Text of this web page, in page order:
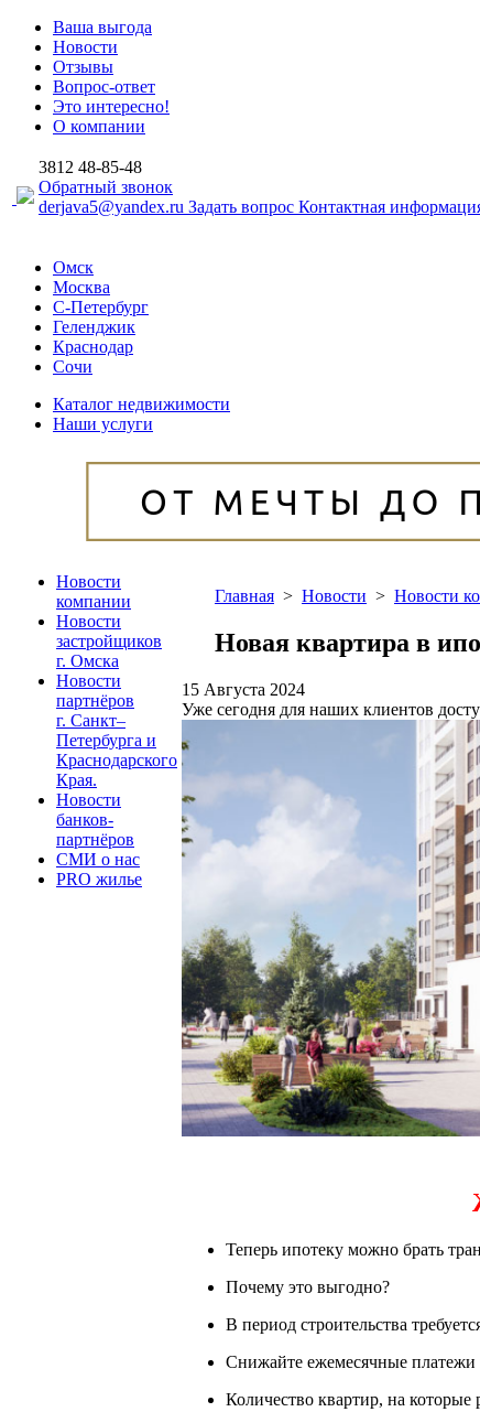
Ваша выгода
Новости
Отзывы
Вопрос-ответ
Это интересно!
О компании
3812 48-85-48
Обратный звонок
derjava5@yandex.ru Задать вопрос Контактная
Омск
Москва
С-Петербург
Геленджик
Краснодар
Сочи
Каталог недвижимости
Наши услуги
Новости
компании
Новости
застройщиков
г. Омска
Новости
партнёров
г. Санкт–
Петербурга и
Краснодарского
Края.
Новости
банков-
партнёров
СМИ о нас
PRO жилье
Главная > Новости > Новости
Новая квартира в
15 Августа 2024
Уже сегодня для наших клиентов
Теперь ипотеку можно брать
Почему это выгодно?
В период строительства
Снижайте ежемесячные платежи
Количество квартир, на которые